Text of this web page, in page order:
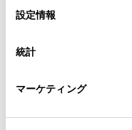
デバイスにすべての
意したことになります
設定の変更、同意を撤
「Cookie（クッキー）
設定情報
統計
マーケティング